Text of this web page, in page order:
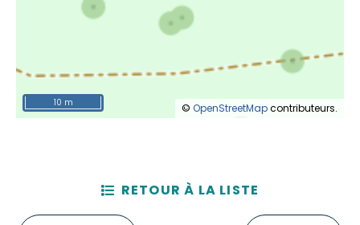
© OpenStreetMapcontributeurs.
10 m
RETOUR À LA LISTE